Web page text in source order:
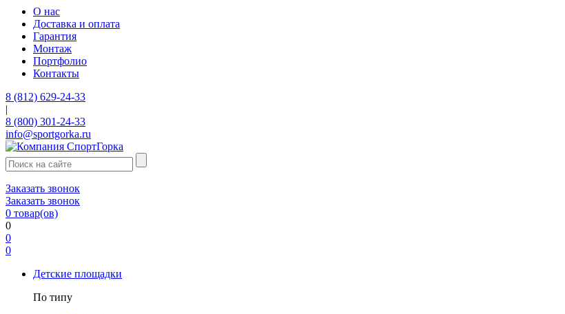
О нас
Доставка и оплата
Гарантия
Монтаж
Портфолио
Контакты
8 (812) 629-24-33
|
8 (800) 301-24-33
info@sportgorka.ru
Заказать звонок
Заказать звонок
0 товар(ов)
0
0
0
Детские площадки
По типу